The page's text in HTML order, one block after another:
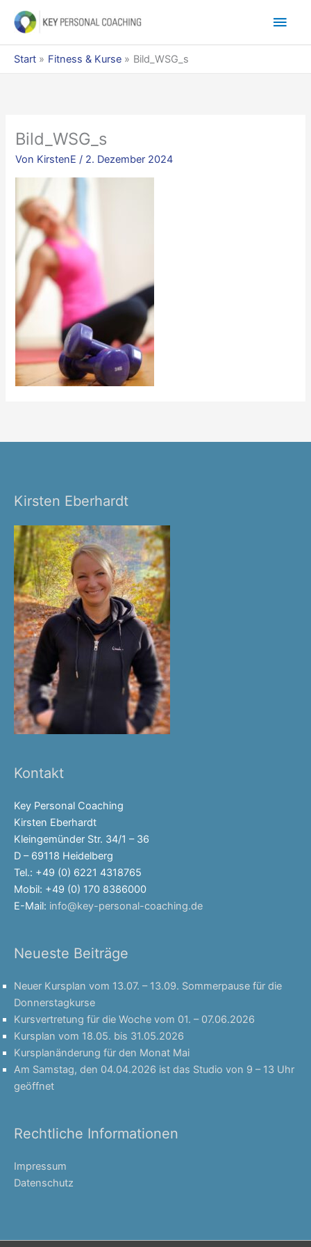
Inhalt
Start Fitness & Kurse Bild_WSG_s
Bild_WSG_s
Von KirstenE/ 2. Dezember 2024
Kirsten Eberhardt
Kontakt
Key Personal Coaching
Kirsten Eberhardt
Kleingemünder Str. 34/1 – 36
D – 69118 Heidelberg
Tel.: +49 (0) 6221 4318765
Mobil: +49 (0) 170 8386000
E-Mail: info@key-personal-coaching.de
Neueste Beiträge
Neuer Kursplan vom 13.07. – 13.09. Sommerpause für die
Donnerstagkurse
Kursvertretung für die Woche vom 01. – 07.06.2026
Kursplan vom 18.05. bis 31.05.2026
Kursplanänderung für den Monat Mai
Am Samstag, den 04.04.2026 ist das Studio von 9 – 13 Uhr
geöffnet
Rechtliche Informationen
Impressum
Datenschutz